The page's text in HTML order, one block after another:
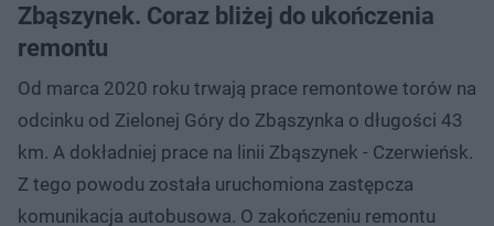
Zbąszynek. Coraz bliżej do ukończenia
remontu
Od marca 2020 roku trwają prace remontowe torów na
odcinku od Zielonej Góry do Zbąszynka o długości 43
km. A dokładniej prace na linii Zbąszynek - Czerwieńsk.
Z tego powodu została uruchomiona zastępcza
komunikacja autobusowa. O zakończeniu remontu